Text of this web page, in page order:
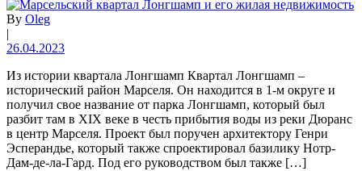
By Oleg
|
26.04.2023
Из истории квартала Лонгшамп Квартал Лонгшамп –
исторический район Марселя. Он находится в 1-м округе и
получил свое название от парка Лонгшамп, который был
разбит там в XIX веке в честь прибытия воды из реки Дюранс
в центр Марселя. Проект был поручен архитектору Генри
Эсперандье, который также спроектировал базилику Нотр-
Дам-де-ла-Гард. Под его руководством был также […]